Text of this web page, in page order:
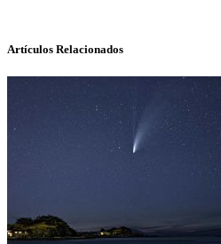
Artículos Relacionados